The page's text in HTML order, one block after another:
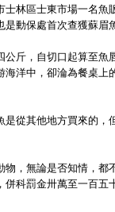
林區士東市場一名魚
動保處首次查獲蘇眉
斤，自切口起算至
洋中，卻淪為餐桌上
從其他地方買來的，
，無論是否知情，
科罰金卅萬至一百五